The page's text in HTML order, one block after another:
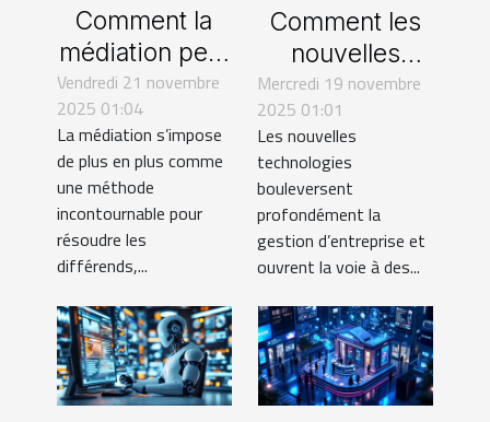
Comment la
médiation peut
transformer la
résolution de
conflits en
2025 ?
Vendredi 21 novembre
2025 01:04
La médiation s’impose
de plus en plus comme
une méthode
incontournable pour
résoudre les
différends,...
Comment les
nouvelles
technologies
révolutionnent-
elles la gestion
d'entreprise ?
Mercredi 19 novembre
2025 01:01
Les nouvelles
technologies
bouleversent
profondément la
gestion d’entreprise et
ouvrent la voie à des...